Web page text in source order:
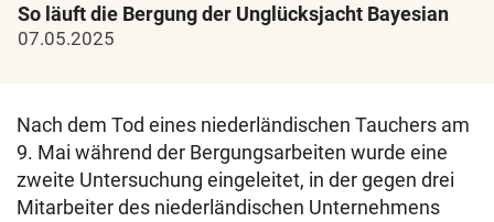
So läuft die Bergung der Unglücksjacht Bayesian
07.05.2025
Nach dem Tod eines niederländischen Tauchers am
9. Mai während der Bergungsarbeiten wurde eine
zweite Untersuchung eingeleitet, in der gegen drei
Mitarbeiter des niederländischen Unternehmens